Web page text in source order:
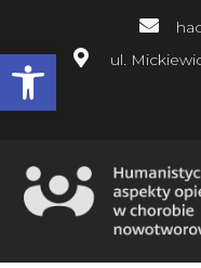
Open toolbarul.